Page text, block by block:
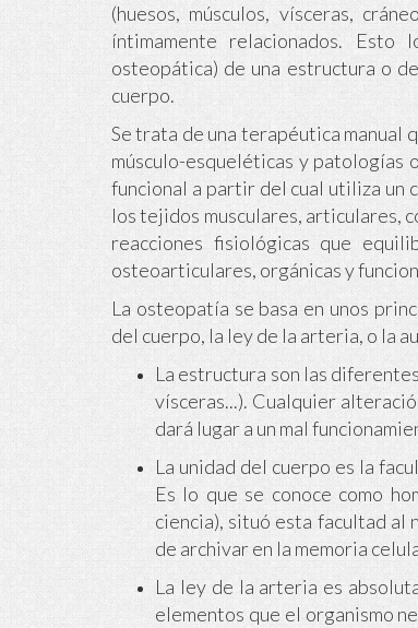
(huesos, músculos, vísceras,
íntimamente relacionados.
osteopática) de una estructura o
cuerpo.
Se trata de una terapéutica manual
músculo-esqueléticas y patologías
funcional a partir del cual utiliza un
los tejidos musculares, articulares,
reacciones fisiológicas que
osteoarticulares, orgánicas y
La osteopatía se basa en unos
del cuerpo, la ley de la arteria, o la
La estructura son las
vísceras...). Cualquier
dará lugar a un mal
La unidad del cuerpo es la
Es lo que se conoce como
ciencia), situó esta facultad al
de archivar en la memoria
La ley de la arteria es
elementos que el organismo